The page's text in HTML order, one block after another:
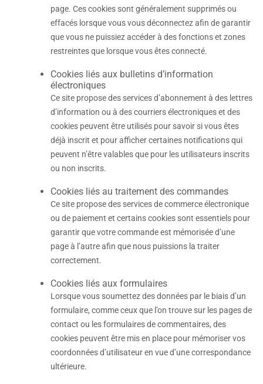
page. Ces cookies sont généralement supprimés ou
effacés lorsque vous vous déconnectez afin de garantir
que vous ne puissiez accéder à des fonctions et zones
restreintes que lorsque vous êtes connecté.
Cookies liés aux bulletins d’information
électroniques
Ce site propose des services d’abonnement à des lettres
d’information ou à des courriers électroniques et des
cookies peuvent être utilisés pour savoir si vous êtes
déjà inscrit et pour afficher certaines notifications qui
peuvent n’être valables que pour les utilisateurs inscrits
ou non inscrits.
Cookies liés au traitement des commandes
Ce site propose des services de commerce électronique
ou de paiement et certains cookies sont essentiels pour
garantir que votre commande est mémorisée d’une
page à l’autre afin que nous puissions la traiter
correctement.
Cookies liés aux formulaires
Lorsque vous soumettez des données par le biais d’un
formulaire, comme ceux que l’on trouve sur les pages de
contact ou les formulaires de commentaires, des
cookies peuvent être mis en place pour mémoriser vos
coordonnées d’utilisateur en vue d’une correspondance
ultérieure.